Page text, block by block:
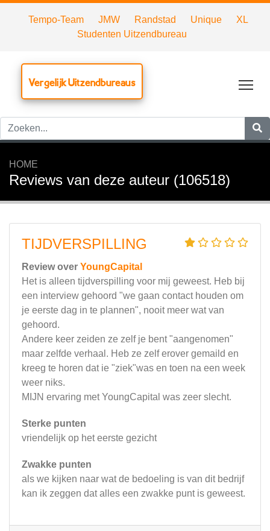
Tempo-Team JMW Randstad Unique
XL
Studenten Uitzendbureau
Vergelijk Uitzendbureaus
HOME
Reviews van deze auteur (106518)
TIJDVERSPILLING
Review over YoungCapital
Het is alleen tijdverspilling voor mij geweest. Heb bij
een interview gehoord "we gaan contact houden om
je eerste dag in te plannen", nooit meer wat van
gehoord.
Andere keer zeiden ze zelf je bent "aangenomen"
maar zelfde verhaal. Heb ze zelf erover gemaild en
kreeg te horen dat ie "ziek"was en toen na een week
weer niks.
MIJN ervaring met YoungCapital was zeer slecht.
Sterke punten
vriendelijk op het eerste gezicht
Zwakke punten
als we kijken naar wat de bedoeling is van dit bedrijf
kan ik zeggen dat alles een zwakke punt is geweest.